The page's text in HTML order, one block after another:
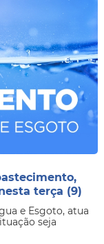
terça (9)
e Esgoto, atua
seja